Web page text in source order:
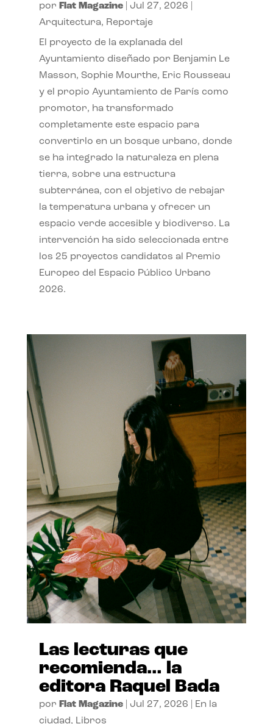
por Flat Magazine| Jul 27, 2026
Arquitectura, Reportaje
El proyecto de la explanada del
Ayuntamiento diseñado por Benjamin Le
Masson, Sophie Mourthe, Eric Rousseau
y el propio Ayuntamiento de París como
promotor, ha transformado
completamente este espacio para
convertirlo en un bosque urbano, donde
se ha integrado la naturaleza en plena
tierra, sobre una estructura
subterránea, con el objetivo de rebajar
la temperatura urbana y ofrecer un
espacio verde accesible y biodiverso. La
intervención ha sido seleccionada entre
los 25 proyectos candidatos al Premio
Europeo del Espacio Público Urbano
2026.
Las lecturas que
recomienda… la
editora Raquel Bada
por Flat Magazine| Jul 27, 2026
En la
ciudad, Libros